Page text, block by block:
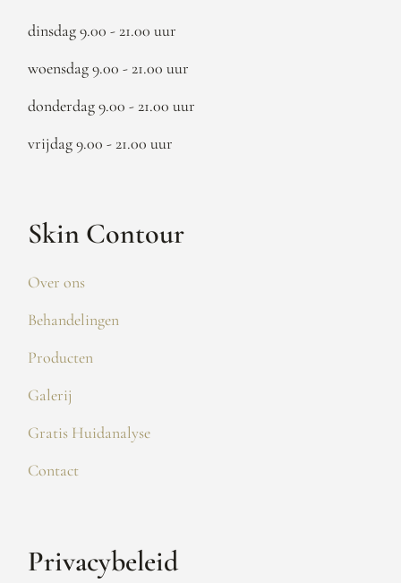
dinsdag 9.00 - 21.00 uur
woensdag 9.00 - 21.00 uur
donderdag 9.00 - 21.00 uur
vrijdag 9.00 - 21.00 uur
Skin Contour
Over ons
Behandelingen
Producten
Galerij
Gratis Huidanalyse
Contact
Privacybeleid